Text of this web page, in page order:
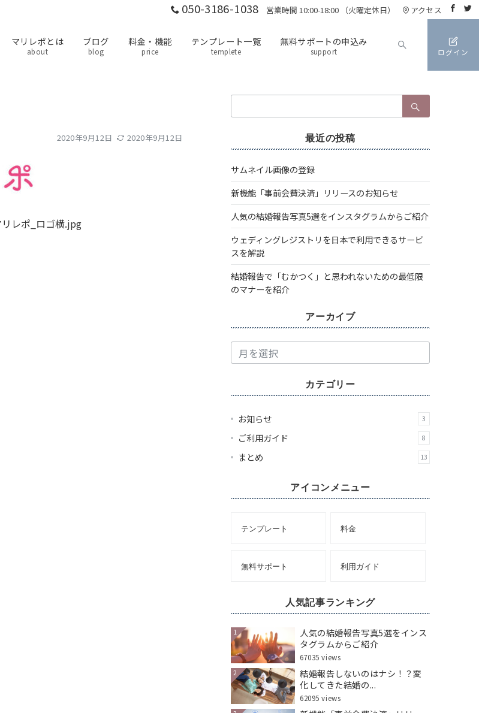
050-3186-1038 営業時間 10:00-18:00 （火曜定休日） アクセス
マリレポとは
about
ブログ
blog
料金・機能
price
テンプレート一覧
templete
無料サポートの申込み
support ログイン
2020年9月12日 2020年9月12日
レポ_ロゴ横.jpg
索：
最近の投稿
サムネイル画像の登録
新機能「事前会費決済」リリースのお知らせ
人気の結婚報告写真5選をインスタグラムからご紹介
ウェディングレジストリを日本で利用できるサービ
スを解説
結婚報告で「むかつく」と思われないための最低限
のマナーを紹介
アーカイブ
ー
イ
カテゴリー
お知らせ 3
ご利用ガイド 8
まとめ 13
アイコンメニュー
テンプレート 料金
無料サポート 利用ガイド
人気記事ランキング
1
人気の結婚報告写真5選をインス
タグラムからご紹介
67035 views
2
結婚報告しないのはナシ！？変
化してきた結婚の...
62095 views